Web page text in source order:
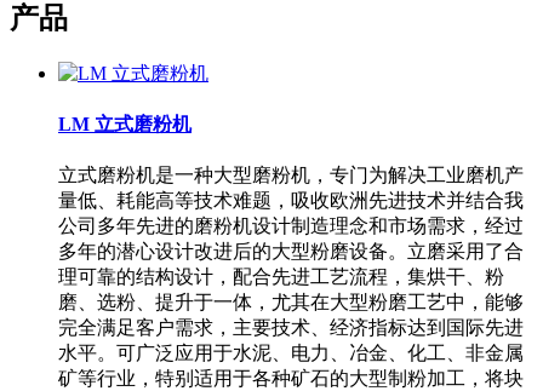
产品
LM 立式磨粉机
立式磨粉机是一种大型磨粉机，专门为解决工业磨机产
量低、耗能高等技术难题，吸收欧洲先进技术并结合我
公司多年先进的磨粉机设计制造理念和市场需求，经过
多年的潜心设计改进后的大型粉磨设备。立磨采用了合
理可靠的结构设计，配合先进工艺流程，集烘干、粉
磨、选粉、提升于一体，尤其在大型粉磨工艺中，能够
完全满足客户需求，主要技术、经济指标达到国际先进
水平。可广泛应用于水泥、电力、冶金、化工、非金属
矿等行业，特别适用于各种矿石的大型制粉加工，将块